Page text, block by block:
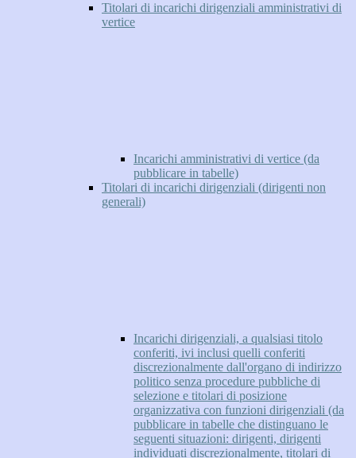
Titolari di incarichi dirigenziali amministrativi di
vertice
Incarichi amministrativi di vertice (da
pubblicare in tabelle)
Titolari di incarichi dirigenziali (dirigenti non
generali)
Incarichi dirigenziali, a qualsiasi titolo
conferiti, ivi inclusi quelli conferiti
discrezionalmente dall'organo di indirizzo
politico senza procedure pubbliche di
selezione e titolari di posizione
organizzativa con funzioni dirigenziali (da
pubblicare in tabelle che distinguano le
seguenti situazioni: dirigenti, dirigenti
individuati discrezionalmente, titolari di